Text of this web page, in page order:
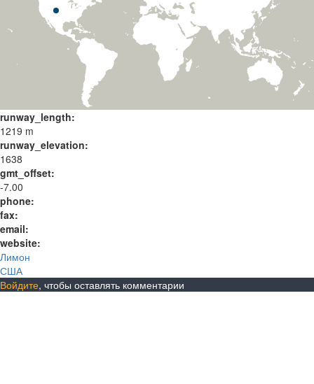
runway_length:
1219 m
runway_elevation:
1638
gmt_offset:
-7.00
phone:
fax:
email:
website:
Лимон
США
Войдите, чтобы оставлять комментарии